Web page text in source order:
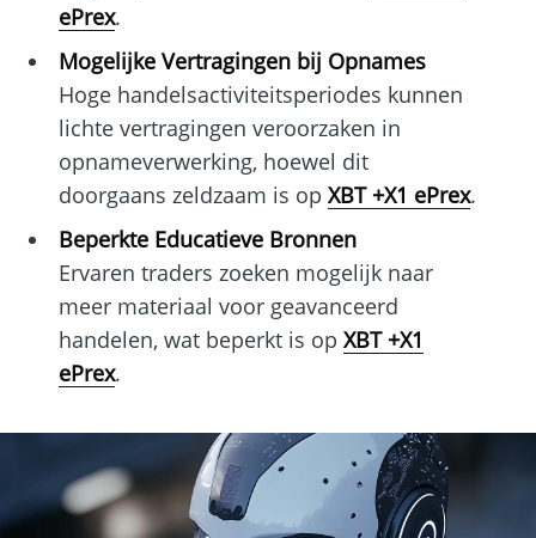
ePrex.
Mogelijke Vertragingen bij Opnames
Hoge handelsactiviteitsperiodes kunnen
lichte vertragingen veroorzaken in
opnameverwerking, hoewel dit
doorgaans zeldzaam is op XBT +X1 ePrex.
Beperkte Educatieve Bronnen
Ervaren traders zoeken mogelijk naar
meer materiaal voor geavanceerd
handelen, wat beperkt is op XBT +X1
ePrex.